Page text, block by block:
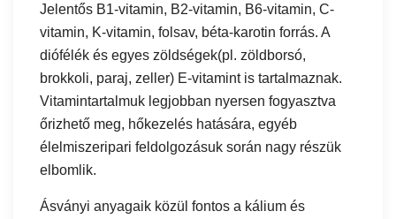
Jelentős B1-vitamin, B2-vitamin, B6-vitamin, C-
vitamin, K-vitamin, folsav, béta-karotin forrás. A
diófélék és egyes zöldségek(pl. zöldborsó,
brokkoli, paraj, zeller) E-vitamint is tartalmaznak.
Vitamintartalmuk legjobban nyersen fogyasztva
őrizhető meg, hőkezelés hatására, egyéb
élelmiszeripari feldolgozásuk során nagy részük
elbomlik.
Ásványi anyagaik közül fontos a kálium és